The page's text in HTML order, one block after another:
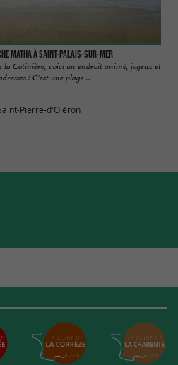
Matha à Saint-Palais-sur-Mer
la Cotinière, voici un endroit animé, joyeux et
! C'est une plage ...
Pierre-d'Oléron